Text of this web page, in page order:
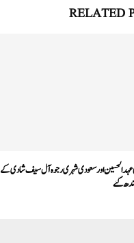
RELATED
الحسین اور سعودی شہری رجوہ آل سیف شادی کے
گئے